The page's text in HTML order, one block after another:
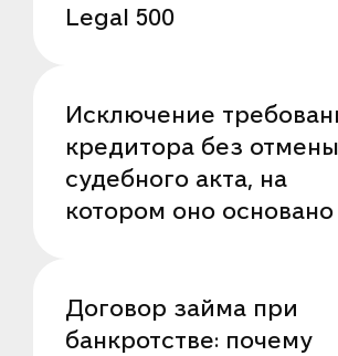
Legal 500
Исключение
кредитора без отмены
судебного акта, на
котором оно основано
Договор займа при
банкротстве: почему